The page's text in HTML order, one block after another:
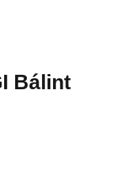
Bálint